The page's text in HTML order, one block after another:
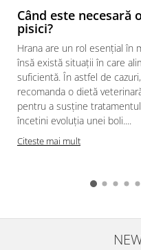
Când este
pisici?
Hrana are un rol esențial în
însă există situații în care
suficientă. În astfel de
recomanda o dietă
pentru a susține
încetini evoluția unei boli....
Citeste mai mult